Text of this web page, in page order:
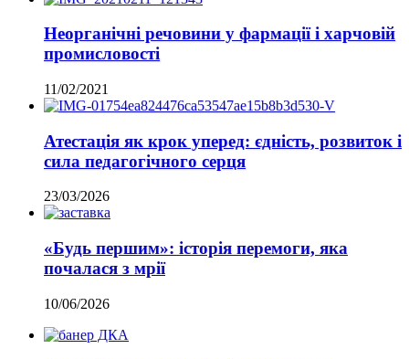
Неорганічні речовини у фармації і харчовій
промисловості
11/02/2021
Атестація як крок уперед: єдність, розвиток і
сила педагогічного серця
23/03/2026
«Будь першим»: історія перемоги, яка
почалася з мрії
10/06/2026